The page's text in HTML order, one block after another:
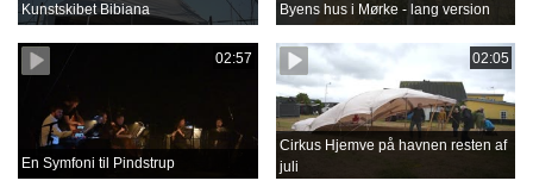
Kunstskibet Bibiana Byens hus i Mørke - lang version
02:57
En Symfoni til Pindstrup
02:05
Cirkus Hjemve på havnen resten af
juli